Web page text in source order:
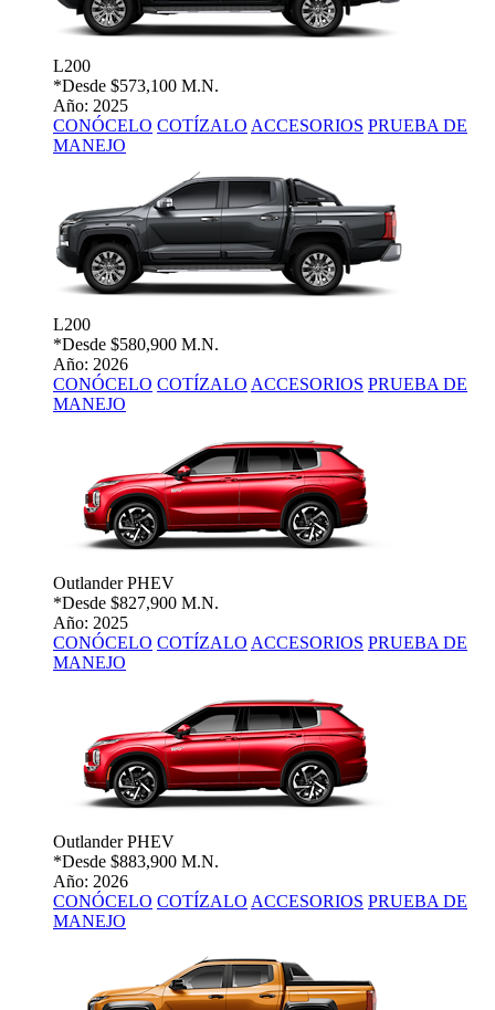
L200
*Desde $573,100 M.N.
Año: 2025
CONÓCELO COTÍZALO ACCESORIOS PRUEBA DE
MANEJO
L200
*Desde $580,900 M.N.
Año: 2026
CONÓCELO COTÍZALO ACCESORIOS PRUEBA DE
MANEJO
Outlander PHEV
*Desde $827,900 M.N.
Año: 2025
CONÓCELO COTÍZALO ACCESORIOS PRUEBA DE
MANEJO
Outlander PHEV
*Desde $883,900 M.N.
Año: 2026
CONÓCELO COTÍZALO ACCESORIOS PRUEBA DE
MANEJO